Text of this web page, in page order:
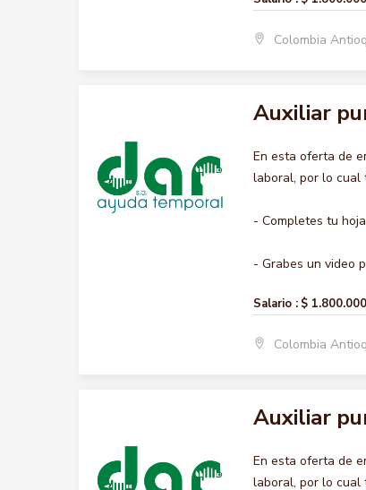
Colombia
Auxiliar
En esta oferta de
laboral, por lo cual
- Completes tu
- Grabes un video
Salario : $ 1.800.000
Colombia
Auxiliar
En esta oferta de
laboral, por lo cual